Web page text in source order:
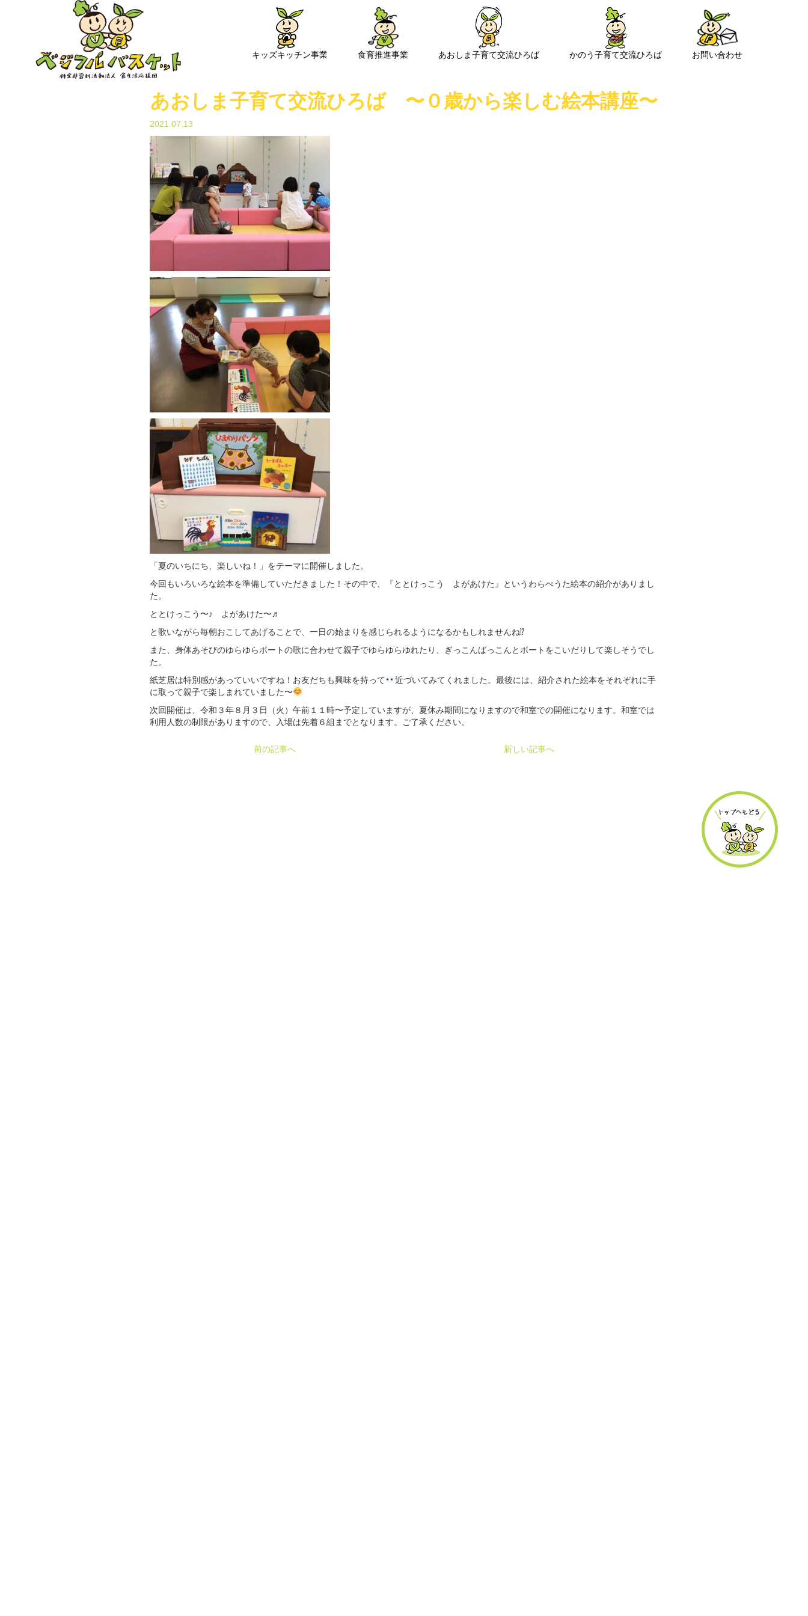
キッズキッチン事業 食育推進事業 あおしま子育て交流ひろば かのう子育て交流ひろば お問い合わせ
あおしま子育て交流ひろば 〜０歳から楽しむ絵本講座〜
2021.07.13
「夏のいちにち、楽しいね！」をテーマに開催しました。
今回もいろいろな絵本を準備していただきました！その中で、『ととけっこう よがあけた』というわらべうた絵本の紹介がありまし
た。
ととけっこう〜♪ よがあけた〜♬
と歌いながら毎朝おこしてあげることで、一日の始まりを感じられるようになるかもしれませんね⁉
また、身体あそびのゆらゆらボートの歌に合わせて親子でゆらゆらゆれたり、ぎっこんばっこんとボートをこいだりして楽しそうでし
た。
紙芝居は特別感があっていいですね！お友だちも興味を持って
近づいてみてくれました。最後には、紹介された絵本をそれぞれに手
に取って親子で楽しまれていました〜
次回開催は、令和３年８月３日（火）午前１１時〜予定していますが、夏休み期間になりますので和室での開催になります。和室では
利用人数の制限がありますので、入場は先着６組までとなります。ご了承ください。
前の記事へ 新しい記事へ